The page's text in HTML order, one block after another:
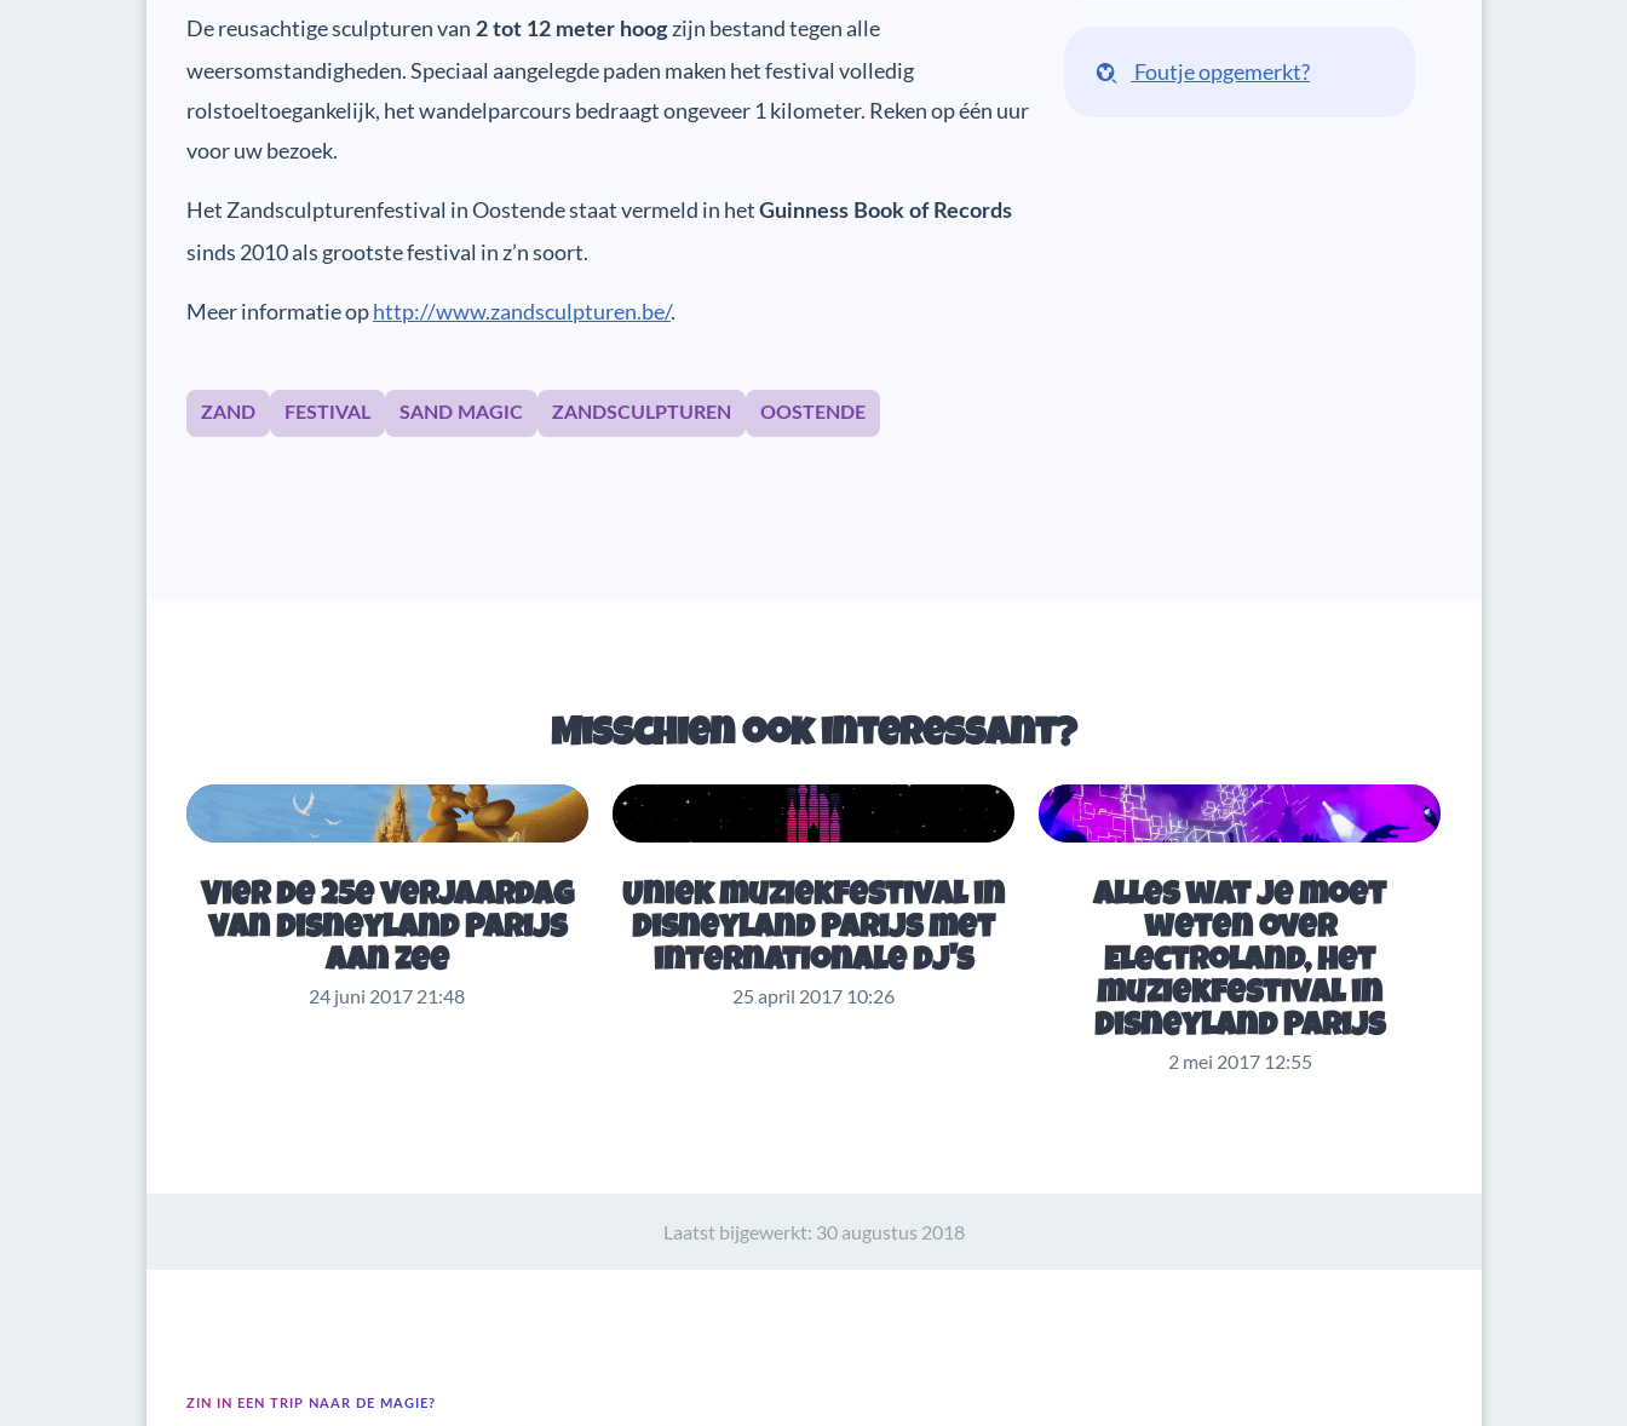
Foutje opgemerkt?
De reusachtige sculpturen van 2 tot 12 meter hoog zijn bestand tegen alle
weersomstandigheden. Speciaal aangelegde paden maken het festival volledig
rolstoeltoegankelijk, het wandelparcours bedraagt ongeveer 1 kilometer. Reken op één uur
voor uw bezoek.
Het Zandsculpturenfestival in Oostende staat vermeld in het Guinness Book of Records
sinds 2010 als grootste festival in z’n soort.
Meer informatie ophttp://www.zandsculpturen.be/.
ZAND FESTIVAL SAND MAGIC ZANDSCULPTUREN OOSTENDE
Misschien ook interessant?
Vier de 25e verjaardag
van Disneyland Parijs
aan zee
24 juni 2017 21:48
Uniek muziekfestival in
Disneyland Parijs met
internationale DJ's
25 april 2017 10:26
Alles wat je moet
weten over
Electroland, het
muziekfestival in
Disneyland Parijs
2 mei 2017 12:55
Laatst bijgewerkt: 30 augustus 2018
ZIN IN EEN TRIP NAAR DE MAGIE?